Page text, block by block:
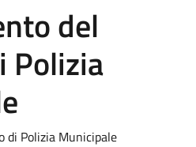
del
Polizia
di Polizia Municipale